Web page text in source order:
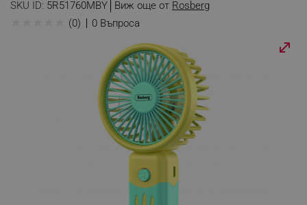
SKU ID: 5R51760MBY Виж още от Rosberg
(0) 0 Въпроса